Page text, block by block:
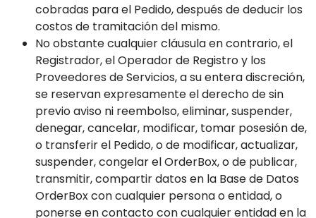
cobradas para el Pedido, después de deducir los
costos de tramitación del mismo.
No obstante cualquier cláusula en contrario, el
Registrador, el Operador de Registro y los
Proveedores de Servicios, a su entera discreción,
se reservan expresamente el derecho de sin
previo aviso ni reembolso, eliminar, suspender,
denegar, cancelar, modificar, tomar posesión de,
o transferir el Pedido, o de modificar, actualizar,
suspender, congelar el OrderBox, o de publicar,
transmitir, compartir datos en la Base de Datos
OrderBox con cualquier persona o entidad, o
ponerse en contacto con cualquier entidad en la